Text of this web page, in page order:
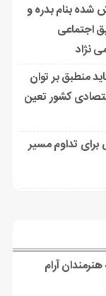
شده بنام بدره و
عمیق اجتماعی
نژاد
منطبق بر توان
کشور تعین
برای تداوم مسیر
آرام